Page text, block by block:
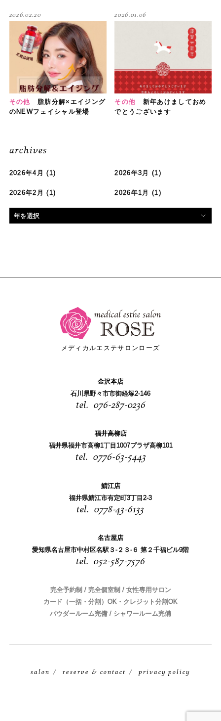
その他
脂肪分解×エイジング
のNEWフェイシャル登場
2026.02.20
その他
新年あけましておめ
でとうございます
2026.01.06
archives
2026年4月 (1) 2026年3月 (1)
2026年2月 (1) 2026年1月 (1)
メディカルエステサロンローズ
金沢本店
石川県野々市市御経塚2-146
076-287-0236
福井高柳店
福井県福井市高柳1丁目1007プラザ高柳101
0776-63-5443
鯖江店
福井県鯖江市有定町3丁目2-3
0778-43-6133
名古屋店
愛知県名古屋市中村区名駅３-２３-６ 第２千福ビル9階
052-587-7576
完全予約制 / 完全個室制 / 女性専用サロン
カード（一括・分割）OK・クレジット分割OK
パウダールーム完備 / シャワールーム完備
salon reserve & contact privacy policy